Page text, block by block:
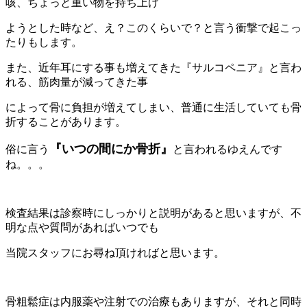
ようとした時など、え？このくらいで？と言う衝撃で起こっ
たりもします。
また、近年耳にする事も増えてきた『サルコペニア』と言わ
れる、筋肉量が減ってきた事
によって骨に負担が増えてしまい、普通に生活していても骨
折することがあります。
俗に言う 『いつの間にか骨折』
と言われるゆえんです
ね。。。
検査結果は診察時にしっかりと説明があると思いますが、不
明な点や質問があればいつでも
当院スタッフにお尋ね頂ければと思います。
骨粗鬆症は内服薬や注射での治療もありますが、それと同時